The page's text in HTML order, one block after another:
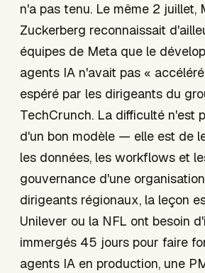
n'a pas tenu. Le même 2 juillet,
Zuckerberg reconnaissait
équipes de Meta que le
agents IA n'avait pas «
espéré par les dirigeants du
TechCrunch. La difficulté n'est
d'un bon modèle — elle est de
les données, les workflows et
gouvernance d'une
dirigeants régionaux, la leçon
Unilever ou la NFL ont besoin
immergés 45 jours pour faire
agents IA en production, une